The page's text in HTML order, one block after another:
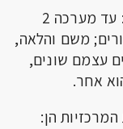
עם זאת, יש לציין דבר מוזר: עד מערכה 2
משם והלאה,
עצמם שונים,
אחר.
הן: